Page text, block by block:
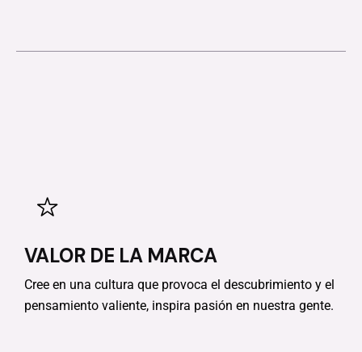
VALOR DE LA MARCA
Cree en una cultura que provoca el descubrimiento y el
pensamiento valiente, inspira pasión en nuestra gente.